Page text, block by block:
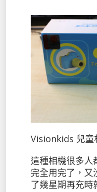
Visionkids 兒童
這種相機很多人
完全用完了，又
了幾星期再充時